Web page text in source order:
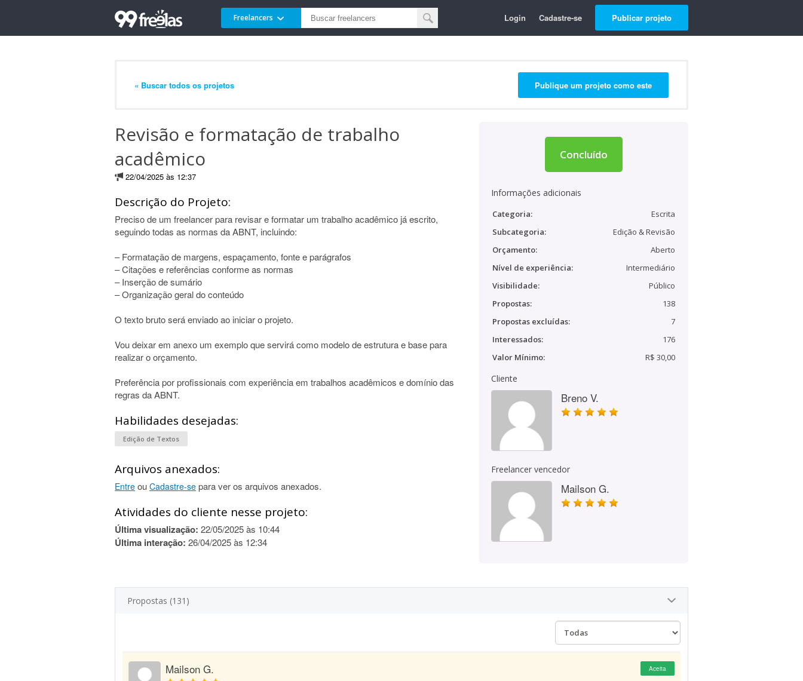
Freelancers Login Cadastre-se Publicar projeto
« Buscar todos os projetos Publique um projeto como este
Revisão e formatação de trabalho
acadêmico
22/04/2025 às 12:37
Descrição do Projeto:
Preciso de um freelancer para revisar e formatar um trabalho acadêmico já escrito,
seguindo todas as normas da ABNT, incluindo:
– Formatação de margens, espaçamento, fonte e parágrafos
– Citações e referências conforme as normas
– Inserção de sumário
– Organização geral do conteúdo
O texto bruto será enviado ao iniciar o projeto.
Vou deixar em anexo um exemplo que servirá como modelo de estrutura e base para
realizar o orçamento.
Preferência por profissionais com experiência em trabalhos acadêmicos e domínio das
regras da ABNT.
Habilidades desejadas:
Edição de Textos
Arquivos anexados:
Entre ou Cadastre-se para ver os arquivos anexados.
Atividades do cliente nesse projeto:
Última visualização: 22/05/2025 às 10:44
Última interação: 26/04/2025 às 12:34
Concluído
Informações adicionais
Categoria:
Escrita
Subcategoria:
Edição & Revisão
Orçamento:
Aberto
Nível de experiência:
Intermediário
Visibilidade:
Público
Propostas:
138
Propostas excluídas:
7
Interessados:
176
Valor Mínimo:
R$ 30,00
Cliente
Breno V.
Freelancer vencedor
Mailson G.
Propostas (131)
Mailson G. Aceita